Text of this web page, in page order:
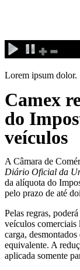
conteúdo
Lorem ipsum dolor.
Camex
do
veículos
A Câmara de
Diário Oficial da
da alíquota do
pelo prazo de até
Pelas regras,
veículos comerciais
carga,
equivalente. A
aplicada somente